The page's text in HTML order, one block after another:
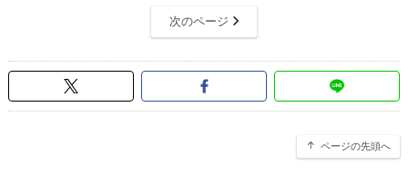
次のページ
ページの先頭へ